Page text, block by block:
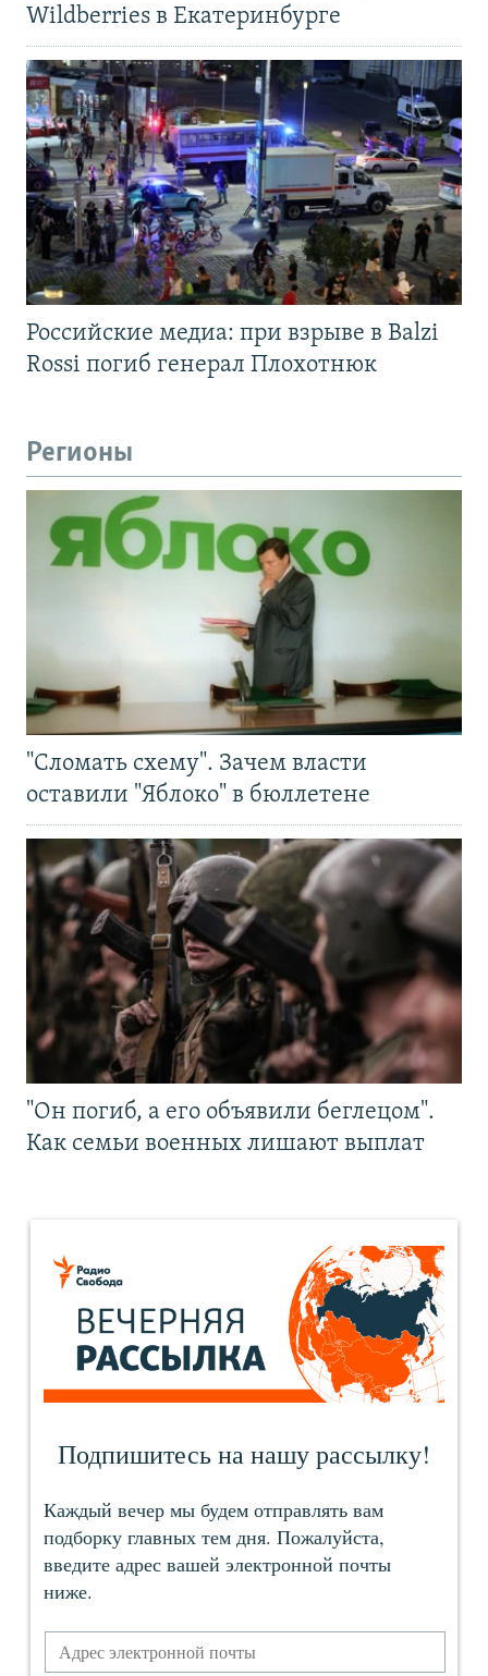
Wildberries в Екатеринбурге
Российские медиа: при взрыве в Balzi
Rossi погиб генерал Плохотнюк
Регионы
"Сломать схему". Зачем власти
оставили "Яблоко" в бюллетене
"Он погиб, а его объявили беглецом".
Как семьи военных лишают выплат